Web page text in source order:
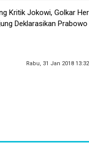
Kritik Jokowi, Golkar
Deklarasikan
Rabu, 31 Jan 2018